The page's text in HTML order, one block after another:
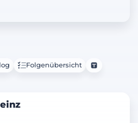
Folgenübersicht